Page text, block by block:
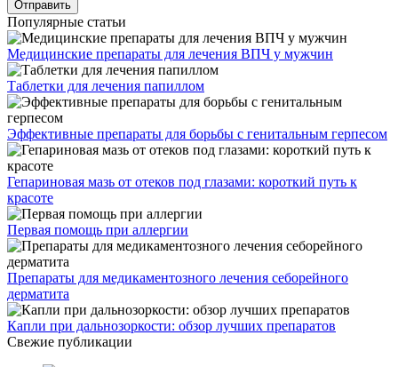
Популярные статьи
Медицинские препараты для лечения ВПЧ у мужчин
Таблетки для лечения папиллом
Эффективные препараты для борьбы с генитальным герпесом
Гепариновая мазь от отеков под глазами: короткий путь к
красоте
Первая помощь при аллергии
Препараты для медикаментозного лечения себорейного
дерматита
Капли при дальнозоркости: обзор лучших препаратов
Свежие публикации